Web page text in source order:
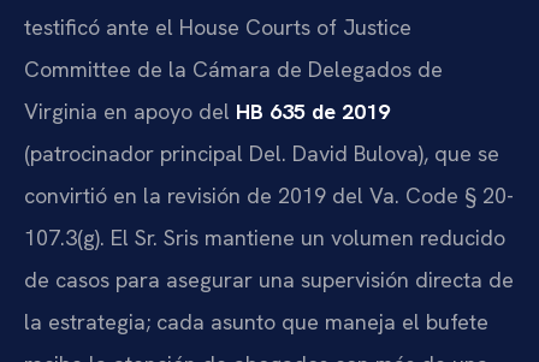
testificó ante el House Courts of Justice
Committee de la Cámara de Delegados de
Virginia en apoyo del HB 635 de 2019
(patrocinador principal Del. David Bulova), que se
convirtió en la revisión de 2019 del Va. Code § 20-
107.3(g). El Sr. Sris mantiene un volumen reducido
de casos para asegurar una supervisión directa de
la estrategia; cada asunto que maneja el bufete